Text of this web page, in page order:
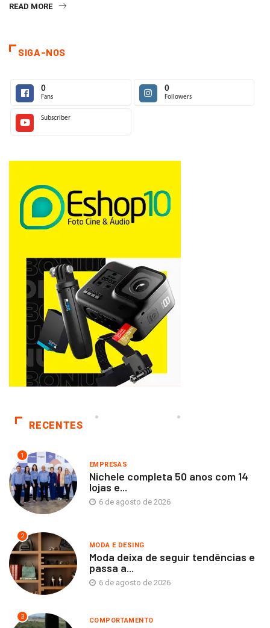
READ MORE
SIGA-NOS
0
Fans
0
Followers
Subscriber
RECENTES
1
EMPRESAS
Nichele completa 50 anos com 14
lojas e...
6 de agosto de 2026
2
MODA E DESING
Moda deixa de seguir tendências e
passa a...
6 de agosto de 2026
3 COMPORTAMENTO